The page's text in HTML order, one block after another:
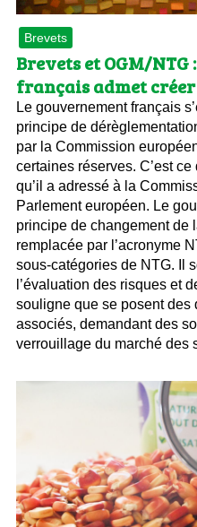
Brevets
Brevets et OGM/
français admet
Le gouvernement français
principe de
par la Commission
certaines réserves. C’est
qu’il a adressé à la
Parlement européen. Le
principe de changement de
remplacée par l’acronyme
sous-catégories de NTG. Il
l’évaluation des risques et
souligne que se posent des
associés, demandant des
verrouillage du marché des